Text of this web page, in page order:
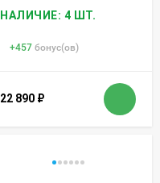
НАЛИЧИЕ: 4 ШТ.
+457 бонус(ов)
22 890 ₽